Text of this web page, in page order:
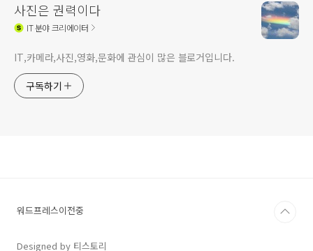
사진은 권력이다
IT분야 크리에이터
IT,카메라,사진,영화,문화에 관심이 많은 블로거입니다.
구독하기
워드프레스이전중
Designed by 티스토리